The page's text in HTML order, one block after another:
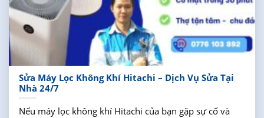
Sửa Máy Lọc Không Khí Hitachi – Dịch Vụ Sửa Tại
Nhà 24/7
Nếu máy lọc không khí Hitachi của bạn gặp sự cố và